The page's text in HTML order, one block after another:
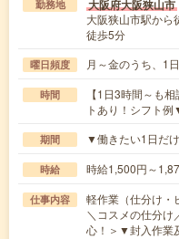
勤務地 大阪府大阪狭山市
大阪狭山市駅から
徒歩5分
曜日頻度 月～金のうち、1
時間
【1日3時間～も
トあり！シフト
期間 ▼働きたい1日だ
時給 時給1,500円～
仕事内容
軽作業（仕分け・
＼コスメの仕分け
心！＞▼封入作業